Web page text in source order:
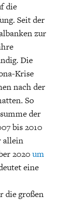
die
Seit der
zur
Die
Krise
nach der
So
der
bis 2010
allein
2020um
eine
die großen